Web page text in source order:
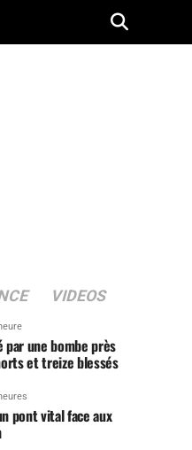
VIDEOS
par une bombe près
et treize blessés
pont vital face aux